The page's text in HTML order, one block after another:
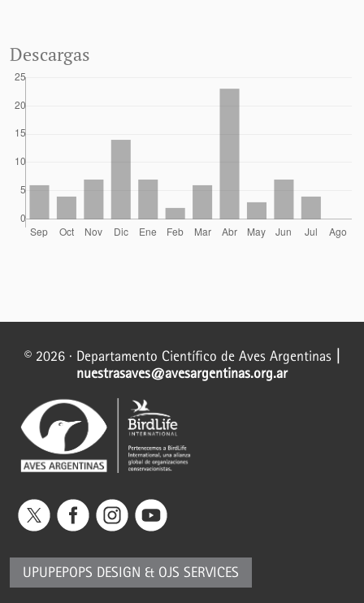
Descargas
© 2026 · Departamento Científico de Aves Argentinas
nuestrasaves@avesargentinas.org.ar
UPUPEPOPS DESIGN & OJS SERVICES